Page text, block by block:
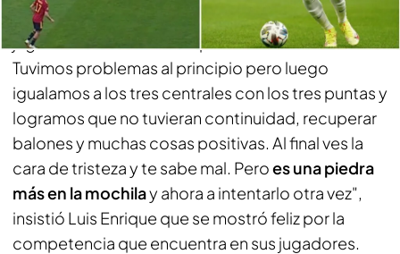
"Tengo que ver el partido pero creo que hemos
jugado de tú a tú a la campeona del Mundo.
Tuvimos problemas al principio pero luego
igualamos a los tres centrales con los tres puntas y
logramos que no tuvieran continuidad, recuperar
balones y muchas cosas positivas. Al final ves la
cara de tristeza y te sabe mal. Peroes una piedra
más en la mochilay ahora a intentarlo otra vez",
insistió Luis Enrique que se mostró feliz por la
competencia que encuentra en sus jugadores.